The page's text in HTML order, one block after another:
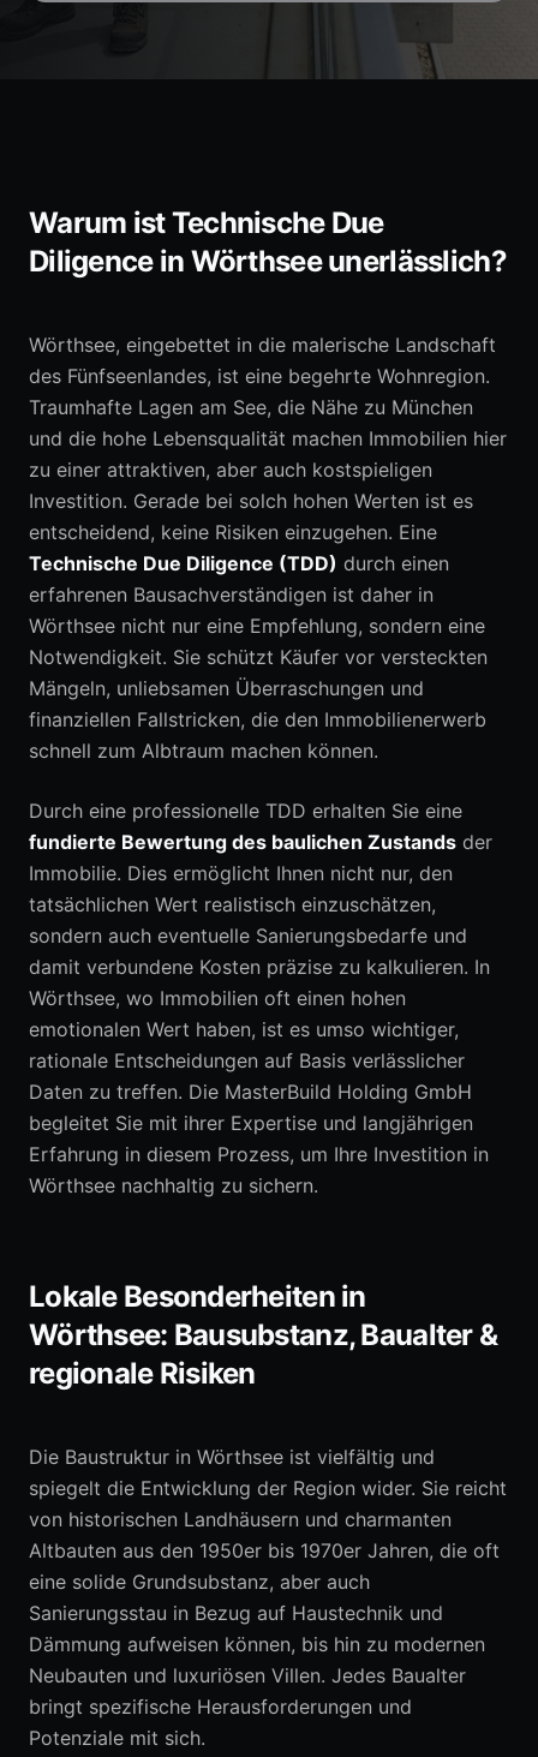
0152 05792664
Erstberatung anfragen
Warum ist Technische Due
Diligence in Wörthsee unerlässlich?
Wörthsee, eingebettet in die malerische Landschaft
des Fünfseenlandes, ist eine begehrte Wohnregion.
Traumhafte Lagen am See, die Nähe zu München
und die hohe Lebensqualität machen Immobilien hier
zu einer attraktiven, aber auch kostspieligen
Investition. Gerade bei solch hohen Werten ist es
entscheidend, keine Risiken einzugehen. Eine
Technische Due Diligence (TDD) durch einen
erfahrenen Bausachverständigen ist daher in
Wörthsee nicht nur eine Empfehlung, sondern eine
Notwendigkeit. Sie schützt Käufer vor versteckten
Mängeln, unliebsamen Überraschungen und
finanziellen Fallstricken, die den Immobilienerwerb
schnell zum Albtraum machen können.
Durch eine professionelle TDD erhalten Sie eine
fundierte Bewertung des baulichen Zustands der
Immobilie. Dies ermöglicht Ihnen nicht nur, den
tatsächlichen Wert realistisch einzuschätzen,
sondern auch eventuelle Sanierungsbedarfe und
damit verbundene Kosten präzise zu kalkulieren. In
Wörthsee, wo Immobilien oft einen hohen
emotionalen Wert haben, ist es umso wichtiger,
rationale Entscheidungen auf Basis verlässlicher
Daten zu treffen. Die MasterBuild Holding GmbH
begleitet Sie mit ihrer Expertise und langjährigen
Erfahrung in diesem Prozess, um Ihre Investition in
Wörthsee nachhaltig zu sichern.
Lokale Besonderheiten in
Wörthsee: Bausubstanz, Baualter &
regionale Risiken
Die Baustruktur in Wörthsee ist vielfältig und
spiegelt die Entwicklung der Region wider. Sie reicht
von historischen Landhäusern und charmanten
Altbauten aus den 1950er bis 1970er Jahren, die oft
eine solide Grundsubstanz, aber auch
Sanierungsstau in Bezug auf Haustechnik und
Dämmung aufweisen können, bis hin zu modernen
Neubauten und luxuriösen Villen. Jedes Baualter
bringt spezifische Herausforderungen und
Potenziale mit sich.